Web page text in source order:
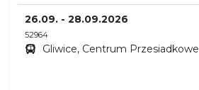
26.09. - 28.09.2026
52964
Gliwice, Centrum Przesiadkowe